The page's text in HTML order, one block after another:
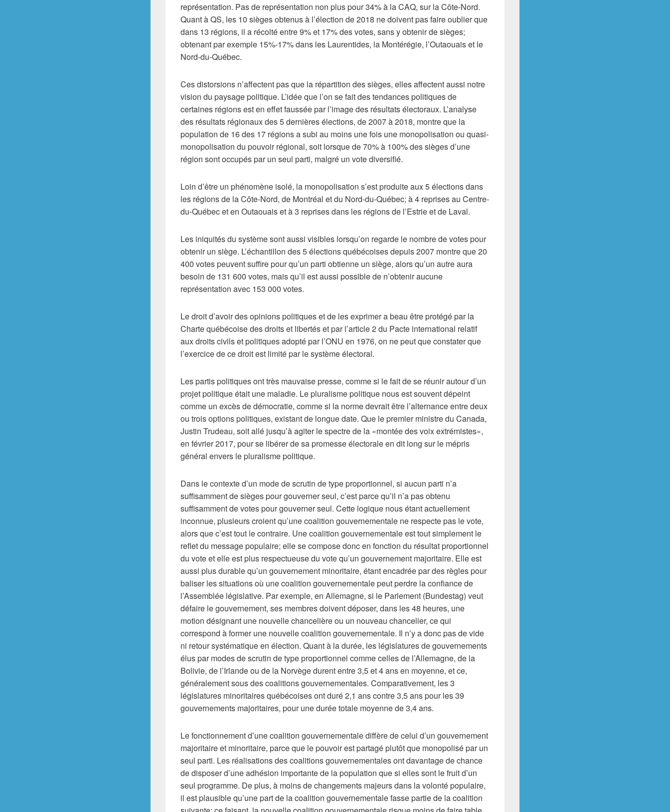
représentation. Pas de représentation non plus pour 34% à la CAQ, sur la Côte-Nord.
Quant à QS, les 10 sièges obtenus à l’élection de 2018 ne doivent pas faire oublier que
dans 13 régions, il a récolté entre 9% et 17% des votes, sans y obtenir de sièges;
obtenant par exemple 15%-17% dans les Laurentides, la Montérégie, l’Outaouais et le
Nord-du-Québec.
Ces distorsions n’affectent pas que la répartition des sièges, elles affectent aussi notre
vision du paysage politique. L’idée que l’on se fait des tendances politiques de
certaines régions est en effet faussée par l’image des résultats électoraux. L’analyse
des résultats régionaux des 5 dernières élections, de 2007 à 2018, montre que la
population de 16 des 17 régions a subi au moins une fois une monopolisation ou quasi-
monopolisation du pouvoir régional, soit lorsque de 70% à 100% des sièges d’une
région sont occupés par un seul parti, malgré un vote diversifié.
Loin d’être un phénomène isolé, la monopolisation s’est produite aux 5 élections dans
les régions de la Côte-Nord, de Montréal et du Nord-du-Québec; à 4 reprises au Centre-
du-Québec et en Outaouais et à 3 reprises dans les régions de l’Estrie et de Laval.
Les iniquités du système sont aussi visibles lorsqu’on regarde le nombre de votes pour
obtenir un siège. L’échantillon des 5 élections québécoises depuis 2007 montre que 20
400 votes peuvent suffire pour qu’un parti obtienne un siège, alors qu’un autre aura
besoin de 131 600 votes, mais qu’il est aussi possible de n’obtenir aucune
représentation avec 153 000 votes.
Le droit d’avoir des opinions politiques et de les exprimer a beau être protégé par la
Charte québécoise des droits et libertés et par l’article 2 du Pacte international relatif
aux droits civils et politiques adopté par l’ONU en 1976, on ne peut que constater que
l’exercice de ce droit est limité par le système électoral.
Les partis politiques ont très mauvaise presse, comme si le fait de se réunir autour d’un
projet politique était une maladie. Le pluralisme politique nous est souvent dépeint
comme un excès de démocratie, comme si la norme devrait être l’alternance entre deux
ou trois options politiques, existant de longue date. Que le premier ministre du Canada,
Justin Trudeau, soit allé jusqu’à agiter le spectre de la «montée des voix extrémistes»,
en février 2017, pour se libérer de sa promesse électorale en dit long sur le mépris
général envers le pluralisme politique.
Dans le contexte d’un mode de scrutin de type proportionnel, si aucun parti n’a
suffisamment de sièges pour gouverner seul, c’est parce qu’il n’a pas obtenu
suffisamment de votes pour gouverner seul. Cette logique nous étant actuellement
inconnue, plusieurs croient qu’une coalition gouvernementale ne respecte pas le vote,
alors que c’est tout le contraire. Une coalition gouvernementale est tout simplement le
reflet du message populaire; elle se compose donc en fonction du résultat proportionnel
du vote et elle est plus respectueuse du vote qu’un gouvernement majoritaire. Elle est
aussi plus durable qu’un gouvernement minoritaire, étant encadrée par des règles pour
baliser les situations où une coalition gouvernementale peut perdre la confiance de
l’Assemblée législative. Par exemple, en Allemagne, si le Parlement (Bundestag) veut
défaire le gouvernement, ses membres doivent déposer, dans les 48 heures, une
motion désignant une nouvelle chancelière ou un nouveau chancelier, ce qui
correspond à former une nouvelle coalition gouvernementale. Il n’y a donc pas de vide
ni retour systématique en élection. Quant à la durée, les législatures de gouvernements
élus par modes de scrutin de type proportionnel comme celles de l’Allemagne, de la
Bolivie, de l’Irlande ou de la Norvège durent entre 3,5 et 4 ans en moyenne, et ce,
généralement sous des coalitions gouvernementales. Comparativement, les 3
législatures minoritaires québécoises ont duré 2,1 ans contre 3,5 ans pour les 39
gouvernements majoritaires, pour une durée totale moyenne de 3,4 ans.
Le fonctionnement d’une coalition gouvernementale diffère de celui d’un gouvernement
majoritaire et minoritaire, parce que le pouvoir est partagé plutôt que monopolisé par un
seul parti. Les réalisations des coalitions gouvernementales ont davantage de chance
de disposer d’une adhésion importante de la population que si elles sont le fruit d’un
seul programme. De plus, à moins de changements majeurs dans la volonté populaire,
il est plausible qu’une part de la coalition gouvernementale fasse partie de la coalition